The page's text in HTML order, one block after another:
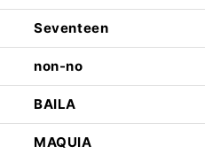
Seventeen
non-no
BAILA
MAQUIA